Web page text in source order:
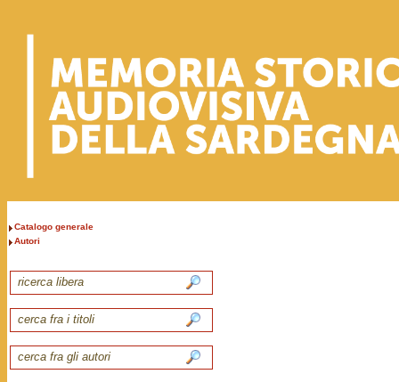
Catalogo generale
Autori